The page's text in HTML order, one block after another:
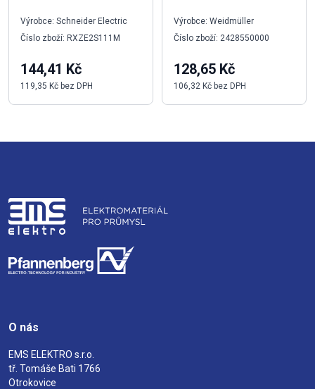
Výrobce: Schneider Electric
Číslo zboží: RXZE2S111M
144,41 Kč
119,35 Kč bez DPH
Výrobce: Weidmüller
Číslo zboží: 2428550000
128,65 Kč
106,32 Kč bez DPH
O nás
EMS ELEKTRO s.r.o.
tř. Tomáše Bati 1766
Otrokovice